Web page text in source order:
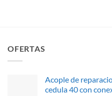
OFERTAS
Acople de
cedula 40 con